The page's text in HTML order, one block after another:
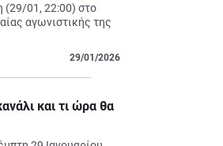
(29/01, 22:00) στο
αγωνιστικής της
29/01/2026
και τι ώρα θα